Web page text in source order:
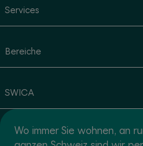
Services
Bereiche
SWICA
Wo immer Sie wohnen, an